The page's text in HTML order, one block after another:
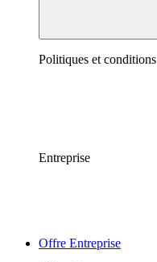
Politiques et conditions
Entreprise
Offre Entreprise